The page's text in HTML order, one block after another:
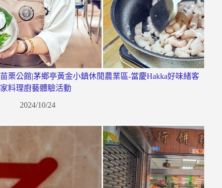
苗栗公館|茅鄉亭黃金小鎮休閒農業區-當慶Hakka好味緒客
家料理廚藝體驗活動
2024/10/24